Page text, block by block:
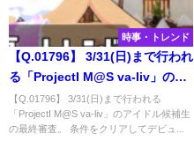
時事・トレンド
【Q.01796】 3/31(日)まで行われ
る「ProjectI M@S va-liv」のア
イドル候補生の最終審査。 条件
をクリアしてデビュー件を獲得
する候補生は？
【Q.01796】 3/31(日)まで行われる
「ProjectI M@S va-liv」のアイドル候補生
の最終審査。 条件をクリアしてデビュ...